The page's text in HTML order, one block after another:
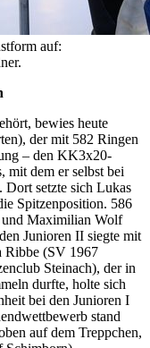
auf:
bewies heute
der mit 582 Ringen
– den KK3x20-
dem er selbst bei
Dort setzte sich Lukas
Spitzenposition. 586
und Maximilian Wolf
Junioren II siegte mit
Ribbe (SV 1967
Steinach), der in
durfte, holte sich
bei den Junioren I
stand
auf dem Treppchen,